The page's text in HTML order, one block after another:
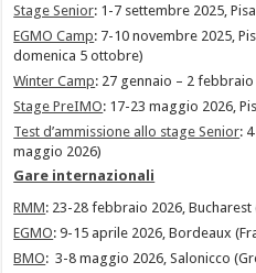
Stage Senior: 1-7 settembre 2025, Pisa
EGMO Camp: 7-10 novembre 2025,
domenica 5 ottobre)
Winter Camp: 27 gennaio – 2 febbraio
Stage PreIMO: 17-23 maggio 2026,
Test d’ammissione allo stage Senior:
maggio 2026)
Gare internazionali
RMM: 23-28 febbraio 2026, Bucharest
EGMO: 9-15 aprile 2026, Bordeaux
BMO: 3-8 maggio 2026, Salonicco